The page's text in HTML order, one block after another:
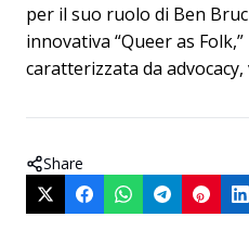
per il suo ruolo di Ben
innovativa “Queer as
caratterizzata da
Share